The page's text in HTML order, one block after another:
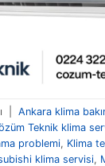
Ankara klima
Teknik klima
problemi, Klima
klima servisi,